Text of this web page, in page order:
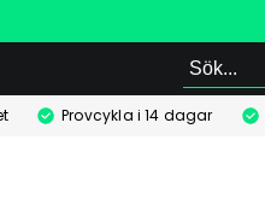
Provcykla i 14 dagar